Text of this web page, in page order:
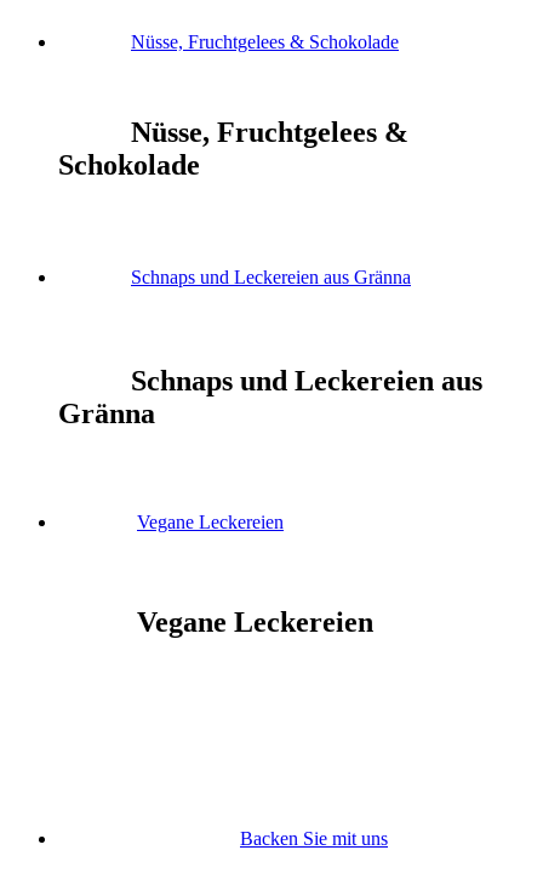
Nüsse, Fruchtgelees & Schokolade
Nüsse, Fruchtgelees &
Schokolade
Schnaps und Leckereien aus Gränna
Schnaps und Leckereien aus
Gränna
Vegane Leckereien
Vegane Leckereien
Backen Sie mit uns